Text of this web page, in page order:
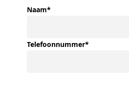
Naam*
Telefoonnummer*